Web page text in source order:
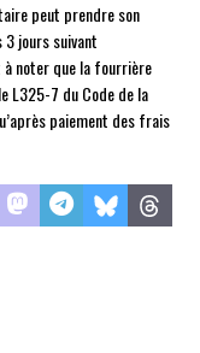
peut prendre son
jours suivant
à noter que la fourrière
L325-7 du Code de la
paiement des frais